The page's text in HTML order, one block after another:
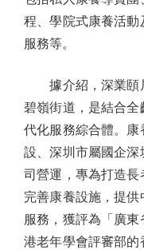
程、學院式康養活
服務等。
據介紹，深業頤
碧嶺街道，是結合
代化服務綜合體。
設、深圳市屬國企
司營運，專為打造
完善康養設施，提
服務，獲評為「廣
港老年學會評審部